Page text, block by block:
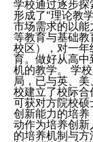
学校通过逐步探
形成了“理论教
市场需求的以
等教育与基础教
校区），对一年
育。做好从高
机的教学。 学
局，已与英、
校建立了校际合
可获对方院校硕
创新能力的培养
动作为培养创新
的培养机制与